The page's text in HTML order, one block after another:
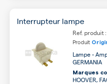
Interrupteur lampe
Ref. produit
Produit
Lampe -
GERMANIA
Marques
HOOVER,